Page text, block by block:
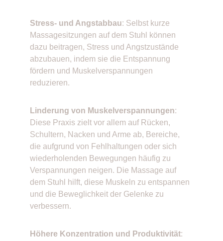
Stress- und Angstabbau: Selbst kurze
Massagesitzungen auf dem Stuhl können
dazu beitragen, Stress und Angstzustände
abzubauen, indem sie die Entspannung
fördern und Muskelverspannungen
reduzieren.
Linderung von Muskelverspannungen:
Diese Praxis zielt vor allem auf Rücken,
Schultern, Nacken und Arme ab, Bereiche,
die aufgrund von Fehlhaltungen oder sich
wiederholenden Bewegungen häufig zu
Verspannungen neigen. Die Massage auf
dem Stuhl hilft, diese Muskeln zu entspannen
und die Beweglichkeit der Gelenke zu
verbessern.
Höhere Konzentration und Produktivität: